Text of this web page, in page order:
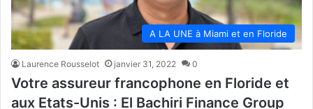
A LA UNE à Miami et en Floride
Laurence Rousselot janvier 31, 2022 0
Votre assureur francophone en Floride et
aux Etats-Unis : El Bachiri Finance Group